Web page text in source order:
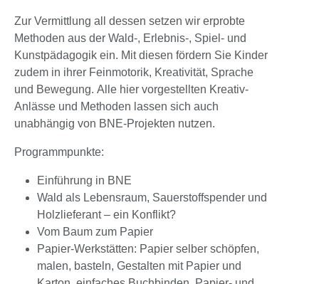
Zur Vermittlung all dessen setzen wir erprobte
Methoden aus der Wald-, Erlebnis-, Spiel- und
Kunstpädagogik ein. Mit diesen fördern Sie Kinder
zudem in ihrer Feinmotorik, Kreativität, Sprache
und Bewegung. Alle hier vorgestellten Kreativ-
Anlässe und Methoden lassen sich auch
unabhängig von BNE-Projekten nutzen.
Programmpunkte:
Einführung in BNE
Wald als Lebensraum, Sauerstoffspender und
Holzlieferant – ein Konflikt?
Vom Baum zum Papier
Papier-Werkstätten: Papier selber schöpfen,
malen, basteln, Gestalten mit Papier und